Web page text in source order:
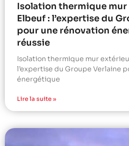
Isolation thermique mur
Elbeuf : l’expertise du
pour une rénovation
réussie
Isolation thermique mur
l’expertise du Groupe Verlaine
énergétique
Lire la suite »